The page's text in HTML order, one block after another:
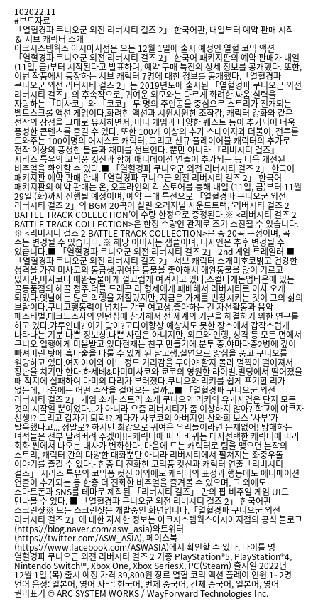
102022.11
#보도자료
「열혈경파 쿠니오군 외전 리버시티 걸즈 2」 한국어판, 내일부터 예약 판매 시작
＆ 서브 캐릭터 소개
아크시스템웍스 아시아지점은 오는 12월 1일에 출시 예정인 열혈 코믹 액션
「열혈경파 쿠니오군 외전 리버시티 걸즈 2」 한국어 패키지판의 예약 판매가 내일
(11일, 금)부터 시작된다고 발표하며, 예약 구매 특전의 상세 정보를 공개했다. 또한,
이번 작품에서 등장하는 서브 캐릭터 7명에 대한 정보를 공개했다.「열혈경파
쿠니오군 외전 리버시티 걸즈 2」는 2019년도에 출시된 「열혈경파 쿠니오군 외전
리버시티 걸즈」의 후속작으로, 귀여운 외모와는 다르게 화려한 싸움 실력을
자랑하는 「미사코」와 「쿄코」 두 명의 주인공을 중심으로 스토리가 전개되는
벨트스크롤 액션 게임이다.화려한 액션과 시원시원한 조작감, 캐릭터 강화와 같은
전작의 장점을 그대로 유지하면서, 미니 게임과 다양한 퀘스트 등이 추가되어 더욱
풍성한 콘텐츠를 즐길 수 있다. 또한 100개 이상의 추가 스테이지와 더불어, 전투를
도와주는 100여명의 어시스트 캐릭터, 그리고 신규 플레이어블 캐릭터의 추가로
전작 이상의 풍성한 볼륨과 재미를 선보인다. 뿐만 아니라 『리버시티 걸즈』
시리즈 특유의 코믹풍 컷신과 함께 애니메이션 연출이 추가되는 등 더욱 개선된
비주얼을 확인할 수 있다.■ 「열혈경파 쿠니오군 외전 리버시티 걸즈 2」 한국어
패키지판 예약 판매 안내​「열혈경파 쿠니오군 외전 리버시티 걸즈 2」 한국어
패키지판의 예약 판매는 온, 오프라인의 각 스토어를 통해 내일 (11일, 금)부터 11월
29일 (화)까지 진행될 예정이며, 예약 구매 특전으로 「열혈경파 쿠니오군 외전
리버시티 걸즈 2」의 BGM 20곡이 실린 오리지널 사운드트랙, ‘리버시티 걸즈 2
BATTLE TRACK COLLECTION’이 수량 한정으로 증정된다. ※ <리버시티 걸즈 2
BATTLE TRACK COLLECTION>은 한정 수량인 관계로 조기 소진될 수 있습니다.
※ <리버시티 걸즈 2 BATTLE TRACK COLLECTION>은 총 20곡 구성이며, 곡
수는 변경될 수 있습니다. ※ 해당 이미지는 샘플이며, 디자인은 추후 변경될 수
있습니다.■ 「열혈경파 쿠니오군 외전 리버시티 걸즈 2」 2nd 게임 트레일러 ■
「열혈경파 쿠니오군 외전 리버시티 걸즈 2」 서브 캐릭터 소개미호코밝고 건강한
성격을 가진 미사코의 동급생.귀여운 동물을 좋아해서 애완동물을 많이 기르고
있지만,미사코나 애완동물에게 껄끄럽게 여겨지고 있다.스컬마게돈업타운에 있는
골동품점의 해골 점주.더블 드래곤 리 형제에게 패배해서 리버시티로 이사 오게
되었다.옛날에는 많은 악행을 저질렀지만, 지금은 가게를 번창시키는 것이 그의 삶의
보람이다.쿠니코행동력이 넘치는 갸루 여고생.좋아하는 건 자선활동과 음악
페스티벌.테크노스사의 인턴십에 참가해서 전 세계의 기근을 해결하기 위한 연구를
하고 있다.갸루인데? 이거 맞아?고다이항상 예상치도 못한 장소에서 갑작스럽게
나타나는 기분 나쁜 정보상.나쁜 사람은 아니지만, 외모와 언행, 성격 등 모든 면에서
쿠니오 일행에게 미움받고 있다현재는 친구 만들기에 분투 중.야마다중2병에 깊이
빠져버린 탓에 흑마술을 다룰 수 있게 된 남고생.실연으로 앙심을 품고 쿠니오를
원망하고 있다.여자아이와 어느 정도 거리감을 두어야 할지 몰라 멀찍이 떨어져서
장난을 치기만 한다.하세베&마미미사코와 쿄코의 영원한 라이벌.빌딩에서 떨어졌을
때 착지에 실패하여 마미의 다리가 부러졌다.쿠니오와 리키를 쉽게 포기할 리가
없는데, 다음에는 어떤 수작을 걸어오는 걸까...■ 「열혈경파 쿠니오군 외전
리버시티 걸즈 2」 게임 소개​​- 스토리 소개 쿠니오와 리키의 유괴사건은 단지 모든
것의 시작일 뿐이었다...가 아니라 요즘 리버시티가 좀 이상하지 않아? 학교에 야쿠자
선생!? 그리고 갑자기 퇴학!? 게다가 사부코의 아버지인 산와회 보스 '사부'가
탈옥했다고... 정말로? 하지만 최강으로 귀여운 우리들이라면 문제없어! 방해하는
녀석들은 전부 날려버려 주겠어!!- 캐릭터에 따라 바뀌는 대사선택한 캐릭터에 따라
회화 씬에서 나오는 대사가 변화한다. 마음에 드는 캐릭터로 팀을 맺으면 본작의
스토리, 캐릭터 간의 다양한 대화뿐만 아니라 리버시티에서 펼쳐지는 좌충우돌
이야기를 즐길 수 있다.- 한층 더 진화한 코믹풍 컷신과 캐릭터 연출「리버시티
걸즈」 시리즈 특유의 코믹풍 컷신 이외에도 캐릭터의 표정과 행동에도 애니메이션
연출이 추가되는 등 한층 더 진화한 비주얼을 즐겨볼 수 있으며, 그 외에도
스마트폰과 SNS를 테마로 제작된 「리버시티 걸즈」 만의 팝 비주얼 게임 UI도
만나볼 수 있다. ■ 「열혈경파 쿠니오군 외전 리버시티 걸즈 2」 한국어판
스크린샷※ 모든 스크린샷은 개발중인 화면입니다.「열혈경파 쿠니오군 외전
리버시티 걸즈 2」에 대한 자세한 정보는 아크시스템웍스아시아지점의 공식 블로그
(https://blog.naver.com/asw_asia)와트위터
(https://twitter.com/ASW_ASIA), 페이스북
(https://www.facebook.com/ASWASIA)에서 확인할 수 있다. 타이틀 명
열혈경파 쿠니오군 외전 리버시티 걸즈 2 기종 PlayStation®5, PlayStation®4,
Nintendo Switch™, Xbox One, Xbox SeriesX, PC(Steam) 출시일 2022년
12월 1일 (목) 출시 예정 가격 39,800원 장르 열혈 코믹 액션 플레이 인원 1~2명
언어 음성: 일본어, 영어 자막: 한국어, 번체 중국어, 간체 중국어, 일본어, 영어
권리표기 © ARC SYSTEM WORKS / WayForward Technologies Inc.